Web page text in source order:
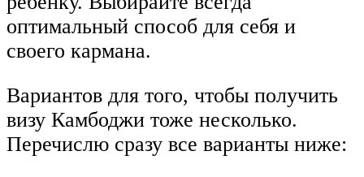
оптимальный способ для себя и
своего кармана.
Вариантов для того, чтобы получить
визу Камбоджи тоже несколько.
Перечислю сразу все варианты ниже: